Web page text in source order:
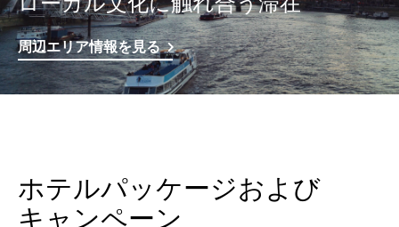
ローカル文化に触れ合う滞在
周辺エリア情報を見る
ホテルパッケージおよび
キャンペーン